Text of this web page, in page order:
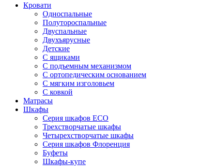
Кровати
Односпальные
Полутороспальные
Двуспальные
Двухъярусные
Детские
С ящиками
С подъемным механизмом
С ортопедическим основанием
С мягким изголовьем
С ковкой
Матрасы
Шкафы
Серия шкафов ECO
Трехстворчатые шкафы
Четырехстворчатые шкафы
Серия шкафов Флоренция
Буфеты
Шкафы-купе